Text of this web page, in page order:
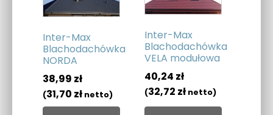
Inter-Max
Blachodachówka
NORDA
38,99 zł
(31,70 zł netto)
Inter-Max
Blachodachówka
VELA modułowa
40,24 zł
(32,72 zł netto)